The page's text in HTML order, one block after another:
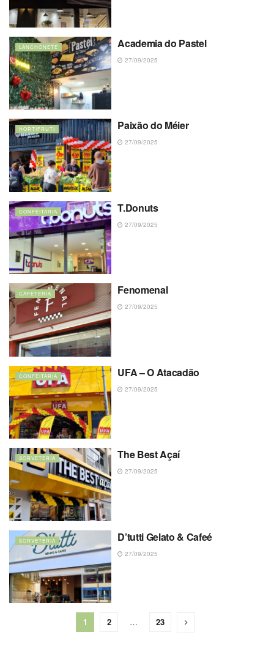
LANCHONETE Academia do Pastel
27/09/2025
HORTIFRUTI Paixão do Méier
27/09/2025
CONFEITARIA T.Donuts
27/09/2025
CAFETERIA Fenomenal
27/09/2025
CONFEITARIA UFA – O Atacadão
27/09/2025
SORVETERIA The Best Açaí
27/09/2025
SORVETERIA D’tutti Gelato & Cafeé
27/09/2025
1 2 … 23